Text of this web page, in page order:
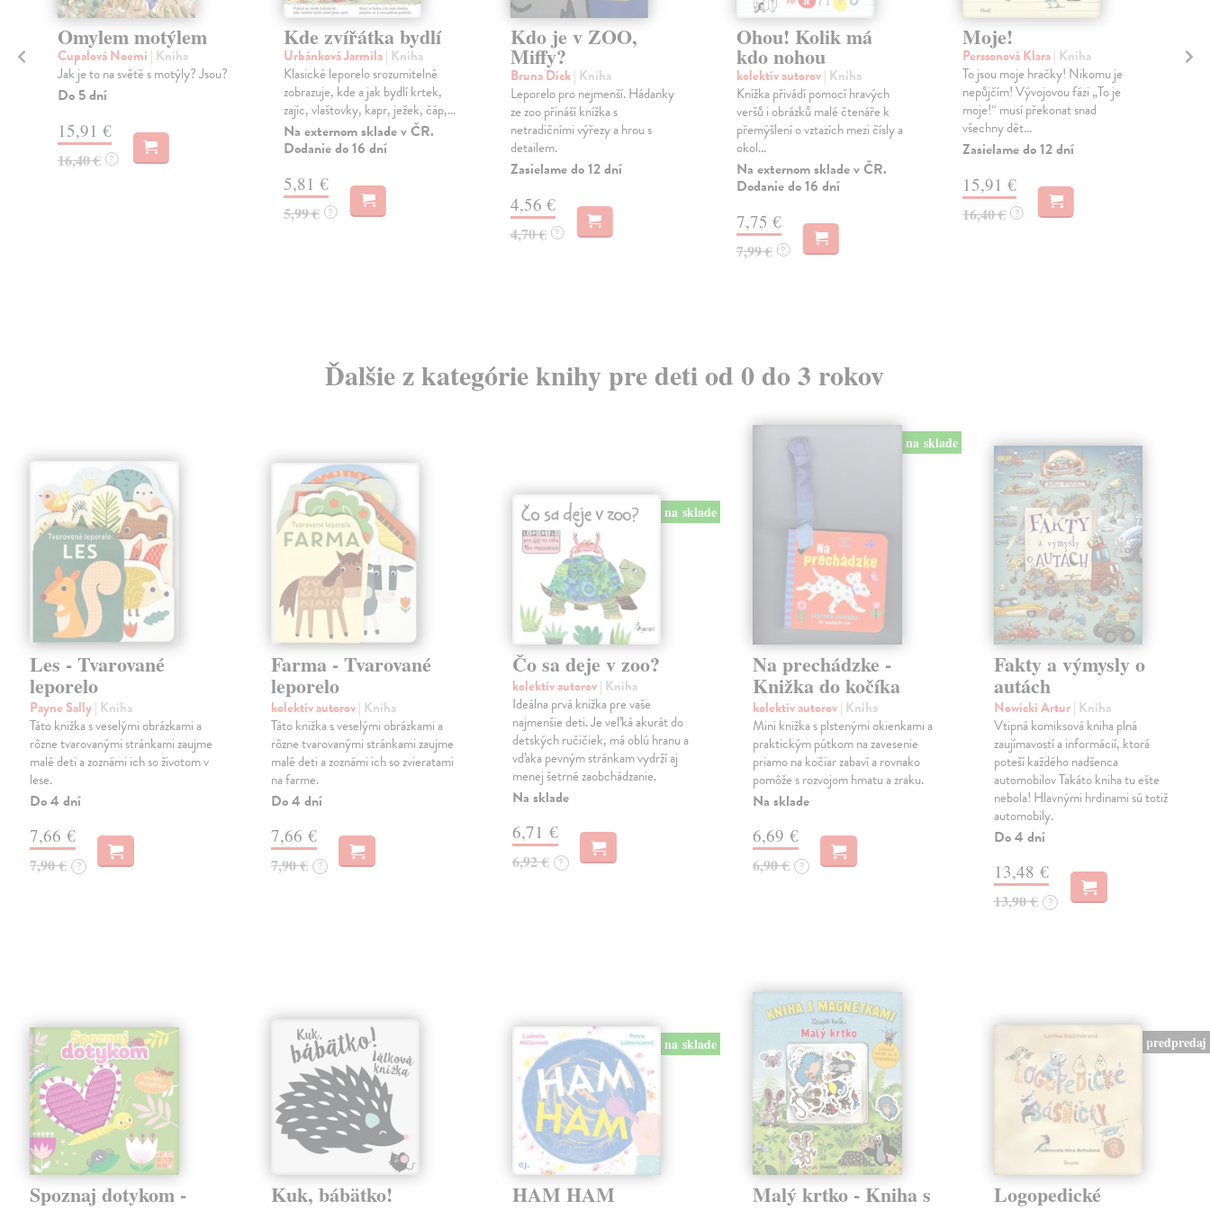
Omylem motýlem
Cupalová Noemi | Kniha
Jak je to na světě s motýly? Jsou?
Do 5 dní
15,91 €
16,40 € ?
Kde zvířátka bydlí
Urbánková Jarmila| Kniha
Klasické leporelo srozumitelně
zobrazuje, kde a jak bydlí krtek,
zajíc, vlaštovky, kapr, ježek, čáp,...
Na externom sklade v ČR.
Dodanie do 16 dní
5,81 €
5,99 € ?
Kdo je v ZOO,
Miffy?
Bruna Dick| Kniha
Leporelo pro nejmenší. Hádanky
ze zoo přináší knížka s
netradičními výřezy a hrou s
detailem.
Zasielame do 12 dní
4,56 €
4,70 € ?
Ohou! Kolik má
kdo nohou
kolektív autorov| Kniha
Knížka přivádí pomocí hravých
veršů i obrázků malé čtenáře k
přemýšlení o vztazích mezi čísly a
okol...
Na externom sklade v ČR.
Dodanie do 16 dní
7,75 €
7,99 € ?
Moje!
Perssonová Klara| Kniha
To jsou moje hračky! Nikomu je
nepůjčím! Vývojovou fázi „To je
moje!“ musí překonat snad
všechny dět...
Zasielame do 12 dní
15,91 €
16,40 € ?
Ďalšie z kategórie knihy pre deti od 0 do 3 rokov
Les - Tvarované
leporelo
Payne Sally| Kniha
Táto knižka s veselými obrázkami a
rôzne tvarovanými stránkami zaujme
malé deti a zoznámi ich so životom v
lese.
Do 4 dní
7,66 €
7,90 € ?
Farma - Tvarované
leporelo
kolektív autorov| Kniha
Táto knižka s veselými obrázkami a
rôzne tvarovanými stránkami zaujme
malé deti a zoznámi ich so zvieratami
na farme.
Do 4 dní
7,66 €
7,90 € ?
na sklade
Čo sa deje v zoo?
kolektív autorov| Kniha
Ideálna prvá knižka pre vaše
najmenšie deti. Je veľká akurát do
detských ručičiek, má oblú hranu a
vďaka pevným stránkam vydrží aj
menej šetrné zaobchádzanie.
Na sklade
6,71 €
6,92 € ?
na sklade
Na prechádzke -
Knižka do kočíka
kolektív autorov| Kniha
Mini knižka s plstenými okienkami a
praktickým pútkom na zavesenie
priamo na kočiar zabaví a rovnako
pomôže s rozvojom hmatu a zraku.
Na sklade
6,69 €
6,90 € ?
Fakty a výmysly o
autách
Nowicki Artur| Kniha
Vtipná komiksová kniha plná
zaujímavostí a informácií, ktorá
poteší každého nadšenca
automobilov Takáto kniha tu ešte
nebola! Hlavnými hrdinami sú totiž
automobily.
Do 4 dní
13,48 €
13,90 € ?
Spoznaj dotykom - Kuk, bábätko!
na sklade
HAM HAM Malý krtko - Kniha s
predpredaj
Logopedické